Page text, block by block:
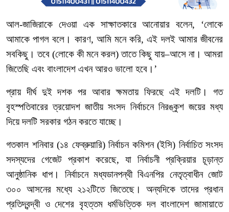
আল-জাজিরাকে দেওয়া এক সাক্ষাতকারে আনোয়ার বলেন, ‘লোকে
আমাকে পাগল বলে। কারণ, আমি মনে করি,এই দলই আমার জীবনের
সবকিছু। তবে (লোকে কী মনে করল)তাতে কিছু যায়–আসে না। আমরা
জিতেছি এবং বাংলাদেশ এখন আরও ভালো হবে। ’
প্রায় দীর্ঘ দুই দশক পর আবার ক্ষমতায় ফিরছেএই দলটি ।
গত
বৃহস্পতিবারের ত্রয়োদশ জাতীয়সংসদ নির্বাচনে নিরঙ্কুশ জয়ের মধ্য
দিয়ে দলটি সরকার গঠন করতে যাচ্ছে।
গতকাল শনিবার(১৪ ফেব্রুয়ারি) নির্বাচন কমিশন(ইসি) নির্বাচিত সংসদ
সদস্যদের গেজেট প্রকাশ করেছে, যা নির্বাচনী প্রক্রিয়ার চূড়ান্ত
আনুষ্ঠানিক ধাপ। নির্বাচনে মধ্যডানপন্থী বিএনপির নেতৃত্বাধীন জোট
৩০০ আসনের মধ্যে ২১২টিতে জিতেছে। অন্যদিকে তাদের প্রধান
প্রতিদ্বন্দ্বী ও দেশের বৃহত্তম ধর্মভিত্তিক দল বাংলাদেশ জামায়াতে